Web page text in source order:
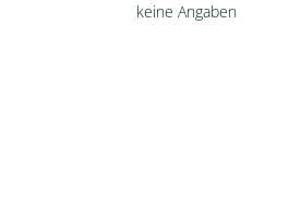
keine Angaben